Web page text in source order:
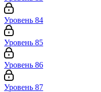
Уровень 84
Уровень 85
Уровень 86
Уровень 87